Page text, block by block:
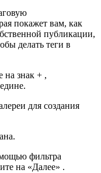
покажет вам, как
публикации,
делать теги в
знак + ,
для создания
фильтра
на «Далее» .